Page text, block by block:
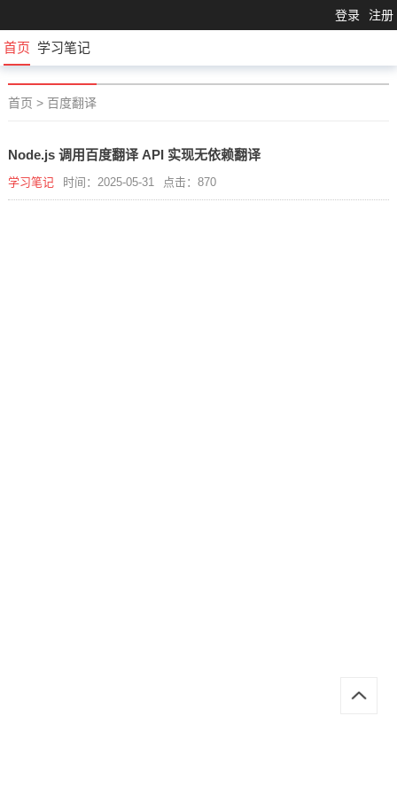
登录 注册
首页 学习笔记
首页 > 百度翻译
Node.js 调用百度翻译 API 实现无依赖翻译
学习笔记 时间：2025-05-31 点击：870